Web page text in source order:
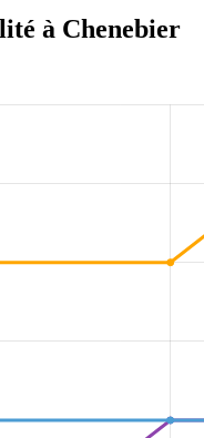
à Chenebier